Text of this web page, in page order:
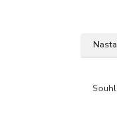
+420